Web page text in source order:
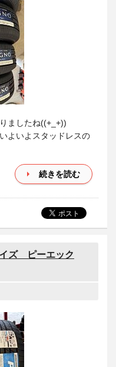
ましたね((+_+))
よいよスタッドレスの
続きを読む
ズ ピーエック